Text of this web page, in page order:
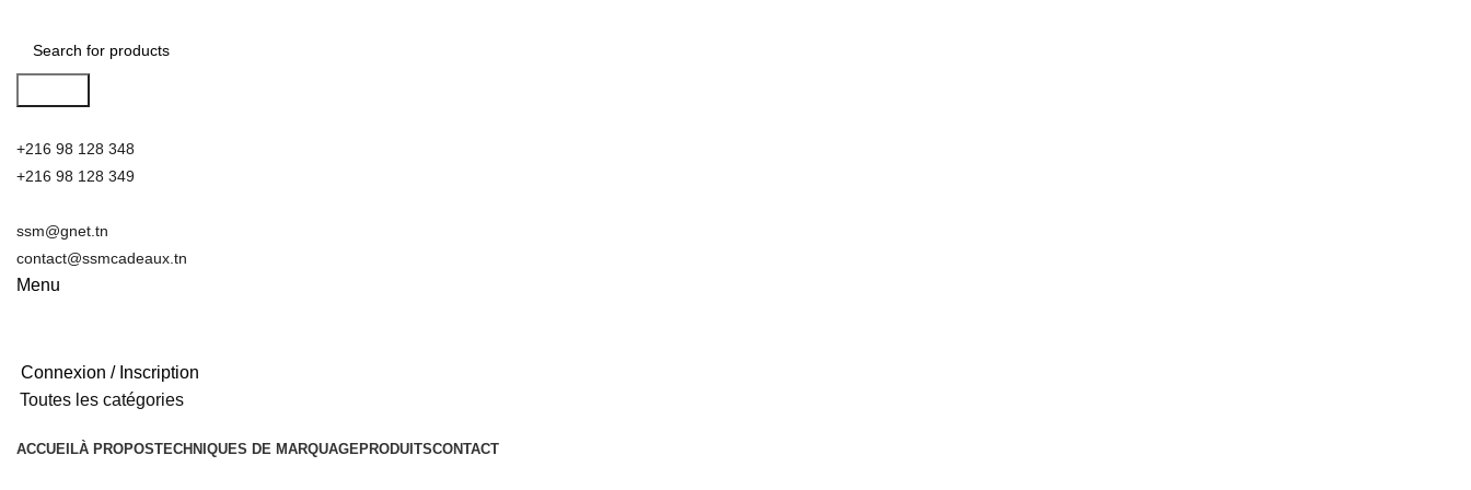
+216 98 128 348
+216 98 128 349
ssm@gnet.tn
contact@ssmcadeaux.tn
Menu
Connexion / Inscription
Toutes les catégories
ACCUEILÀ PROPOSTECHNIQUES DE MARQUAGEPRODUITSCONTACT